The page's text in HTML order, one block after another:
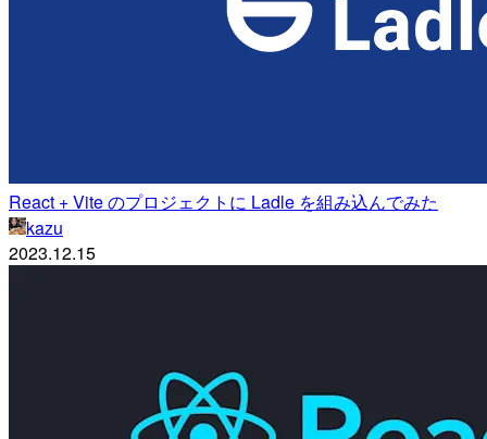
React + Vite のプロジェクトに Ladle を組み込んでみた
kazu
2023.12.15